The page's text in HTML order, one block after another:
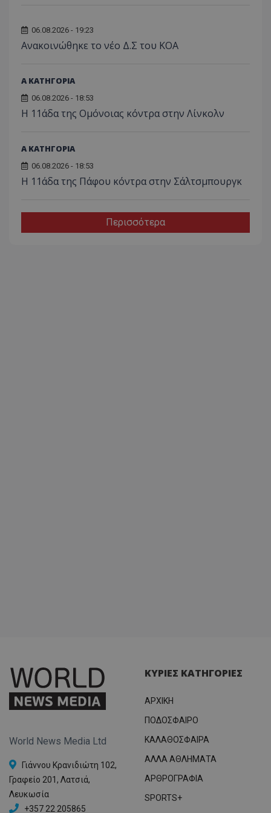
06.08.2026 - 19:23
Aνακοινώθηκε το νέο Δ.Σ του ΚΟΑ
Α ΚΑΤΗΓΟΡΙΑ
06.08.2026 - 18:53
Η 11άδα της Ομόνοιας κόντρα στην Λίνκολν
Α ΚΑΤΗΓΟΡΙΑ
06.08.2026 - 18:53
Η 11άδα της Πάφου κόντρα στην Σάλτσμπουργκ
Περισσότερα
World News Media Ltd
Γιάννου Κρανιδιώτη 102,
Γραφείο 201, Λατσιά,
Λευκωσία
+357 22 205865
ΚΥΡΙΕΣ ΚΑΤΗΓΟΡΙΕΣ
ΑΡΧΙΚΗ
ΠΟΔΟΣΦΑΙΡΟ
ΚΑΛΑΘΟΣΦΑΙΡΑ
ΑΛΛΑ ΑΘΛΗΜΑΤΑ
ΑΡΘΡΟΓΡΑΦΙΑ
SPORTS+